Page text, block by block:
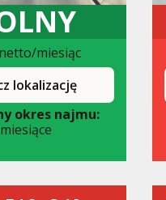
netto/miesiąc
lokalizację
okres najmu: